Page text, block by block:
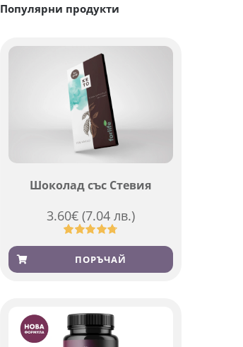
Популярни продукти
Шоколад със Стевия
3.60€ (7.04 лв.)
Оценен
4.79от 5,
185
ПОРЪЧАЙ